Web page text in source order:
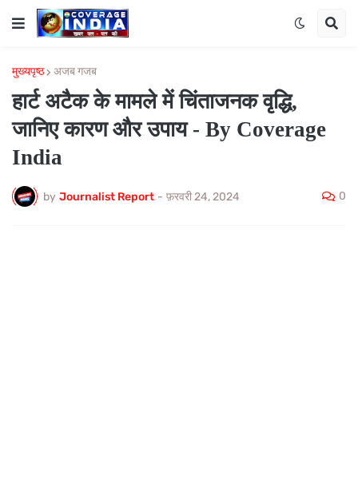
मुख्यपृष्ठ अजब गजब
हार्ट अटैक के मामले में चिंताजनक वृद्धि,
जानिए कारण और उपाय - By Coverage
India
by Journalist Report - फ़रवरी 24, 2024 0